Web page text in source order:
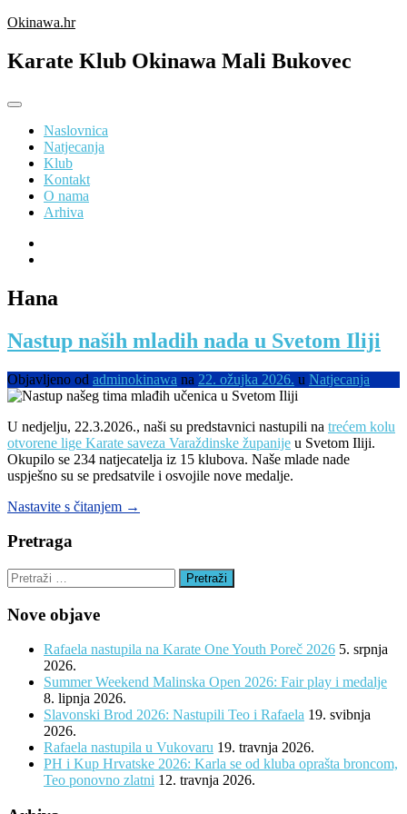
Preskoči
sadržaj
Okinawa.hr
Karate Klub Okinawa Mali Bukovec
Naslovnica
Natjecanja
Klub
Kontakt
O nama
Arhiva
Hana
Nastup naših mladih nada u Svetom Iliji
Objavljeno od adminokinawa na 22. ožujka 2026. u Natjecanja
U nedjelju, 22.3.2026., naši su predstavnici nastupili na trećem kolu
otvorene lige Karate saveza Varaždinske županije u Svetom Iliji.
Okupilo se 234 natjecatelja iz 15 klubova. Naše mlade nade
uspješno su se predsatvile i osvojile nove medalje.
Nastavite s čitanjem “Nastup
u
Svetom
→
Pretraga
Pretraži:
Nove objave
Rafaela nastupila na Karate One Youth Poreč 2026 5. srpnja
2026.
Summer Weekend Malinska Open 2026: Fair play i medalje
8. lipnja 2026.
Slavonski Brod 2026: Nastupili Teo i Rafaela 19. svibnja
2026.
Rafaela nastupila u Vukovaru 19. travnja 2026.
PH i Kup Hrvatske 2026: Karla se od kluba oprašta broncom,
Teo ponovno zlatni 12. travnja 2026.